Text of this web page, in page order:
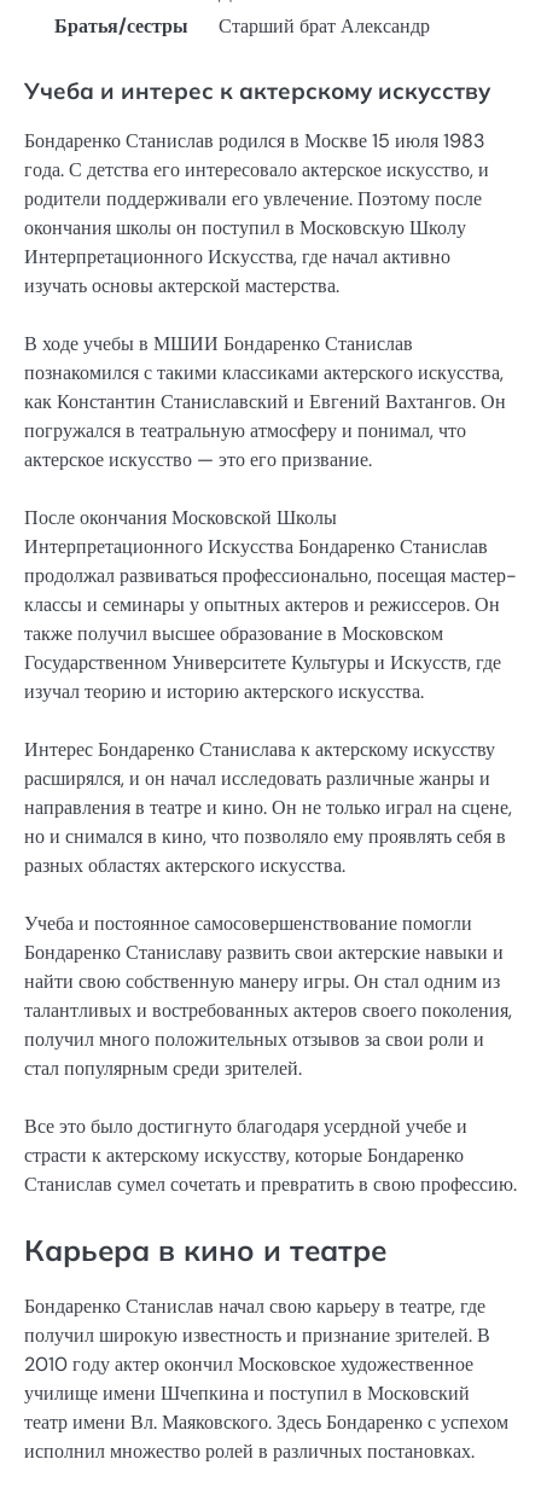
Братья/сестры
Старший брат Александр
Учеба и интерес к актерскому искусству
Бондаренко Станислав родился в Москве 15 июля 1983
года. С детства его интересовало актерское искусство, и
родители поддерживали его увлечение. Поэтому после
окончания школы он поступил в Московскую Школу
Интерпретационного Искусства, где начал активно
изучать основы актерской мастерства.
В ходе учебы в МШИИ Бондаренко Станислав
познакомился с такими классиками актерского искусства,
как Константин Станиславский и Евгений Вахтангов. Он
погружался в театральную атмосферу и понимал, что
актерское искусство — это его призвание.
После окончания Московской Школы
Интерпретационного Искусства Бондаренко Станислав
продолжал развиваться профессионально, посещая мастер-
классы и семинары у опытных актеров и режиссеров. Он
также получил высшее образование в Московском
Государственном Университете Культуры и Искусств, где
изучал теорию и историю актерского искусства.
Интерес Бондаренко Станислава к актерскому искусству
расширялся, и он начал исследовать различные жанры и
направления в театре и кино. Он не только играл на сцене,
но и снимался в кино, что позволяло ему проявлять себя в
разных областях актерского искусства.
Учеба и постоянное самосовершенствование помогли
Бондаренко Станиславу развить свои актерские навыки и
найти свою собственную манеру игры. Он стал одним из
талантливых и востребованных актеров своего поколения,
получил много положительных отзывов за свои роли и
стал популярным среди зрителей.
Все это было достигнуто благодаря усердной учебе и
страсти к актерскому искусству, которые Бондаренко
Станислав сумел сочетать и превратить в свою профессию.
Карьера в кино и театре
Бондаренко Станислав начал свою карьеру в театре, где
получил широкую известность и признание зрителей. В
2010 году актер окончил Московское художественное
училище имени Шчепкина и поступил в Московский
театр имени Вл. Маяковского. Здесь Бондаренко с успехом
исполнил множество ролей в различных постановках.